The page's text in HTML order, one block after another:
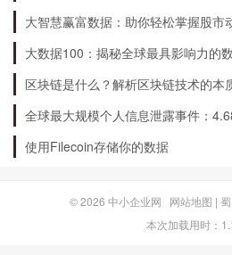
厚的研发实力、先进的生产
体系，为广大患者提供优质
公司将继续秉持创新、质量
高产品的质量和安全性，进
额和业务范围，为医疗健康
大智慧赢富数据：助你轻松掌握股市
大数据100：揭秘全球最具影响力的
区块链是什么？解析区块链技术的本
全球最大规模个人信息泄露事件：
使用Filecoin存储你的数据
© 2026 中小企业网 网站地图 |
本次加载用时：